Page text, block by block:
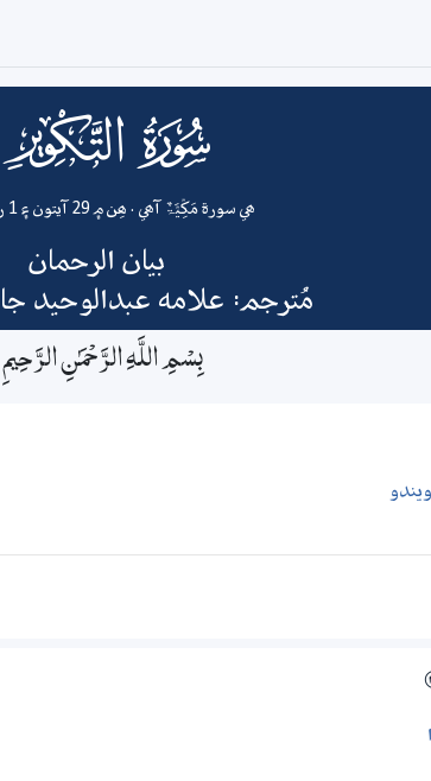
081 surah
ھي سورة مَکِّیَّۃٌ آھي . ھِن ۾ 29 آيتون ۽ 1 رڪوع آھن
بيان الرحمان
مُترجم: علامه عبدالوحيد
بِسْمِ اللَّـهِ الرَّحْمَـٰنِ الرَّحِيمِ